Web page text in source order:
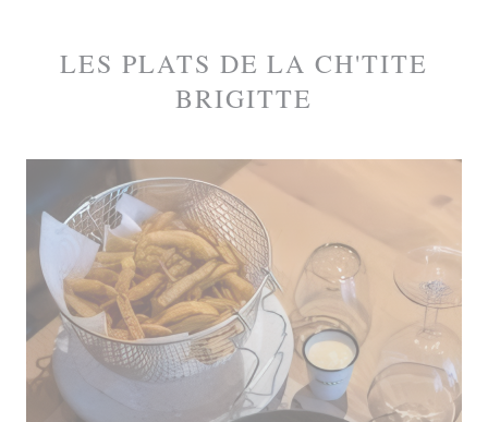
LES PLATS DE LA CH'TITE
BRIGITTE